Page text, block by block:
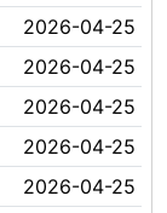
2026-04-25
2026-04-25
2026-04-25
2026-04-25
2026-04-25